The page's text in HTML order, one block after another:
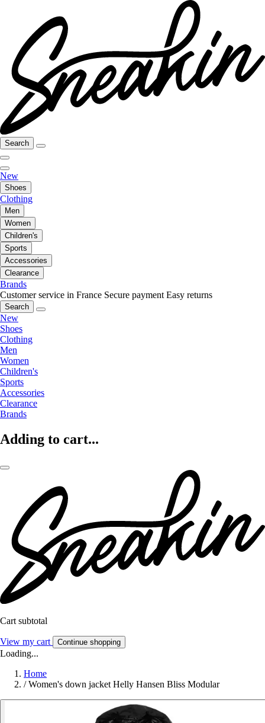
Search
New
Shoes
Clothing
Men
Women
Children's
Sports
Accessories
Clearance
Brands
Customer service in France Secure payment Easy returns
Search
New
Shoes
Clothing
Men
Women
Children's
Sports
Accessories
Clearance
Brands
Adding to cart...
Cart subtotal
View my cart Continue shopping
Loading...
Home
/ Women's down jacket Helly Hansen Bliss Modular